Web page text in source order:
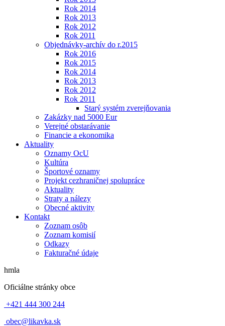
Rok 2014
Rok 2013
Rok 2012
Rok 2011
Objednávky-archív do r.2015
Rok 2016
Rok 2015
Rok 2014
Rok 2013
Rok 2012
Rok 2011
Starý systém zverejňovania
Zakázky nad 5000 Eur
Verejné obstarávanie
Financie a ekonomika
Aktuality
Oznamy OcU
Kultúra
Športové oznamy
Projekt cezhraničnej spolupráce
Aktuality
Straty a nálezy
Obecné aktivity
Kontakt
Zoznam osôb
Zoznam komisií
Odkazy
Fakturačné údaje
hmla
Oficiálne stránky obce
+421 444 300 244
obec@likavka.sk